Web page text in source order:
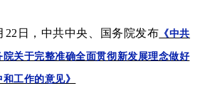
日， 中共中央、国务院发布 《中共
关于完整准确全面贯彻新发展理念做好
工作的意见》